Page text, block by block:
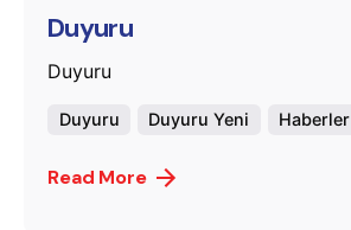
Duyuru
Duyuru
Duyuru Duyuru Yeni Haberler
Read More